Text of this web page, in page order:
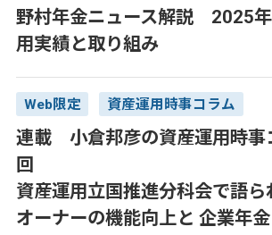
野村年金ニュース解説 2025年
用実績と取り組み
Web限定 資産運用時事コラム
連載 小倉邦彦の資産運用時
回
資産運用立国推進分科会で語ら
オーナーの機能向上と 企業年